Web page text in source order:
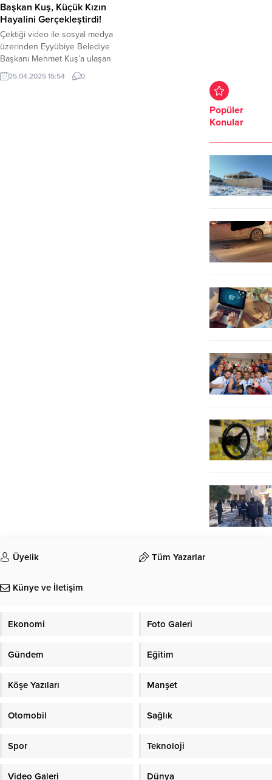
Başkan Kuş, Küçük Kızın
Hayalini Gerçekleştirdi!
Çektiği video ile sosyal medya
üzerinden Eyyübiye Belediye
Başkanı Mehmet Kuş’a ulaşan
küçük kız,hayalini kurduğu akülü
tekerlekli sandalyesine kavuştu. Bir
25.04.2025 15:54 0
Popüler
Konular
Üyelik Tüm Yazarlar
Künye ve İletişim
Ekonomi Foto Galeri
Gündem Eğitim
Köşe Yazıları Manşet
Otomobil Sağlık
Spor Teknoloji
Video Galeri Dünya